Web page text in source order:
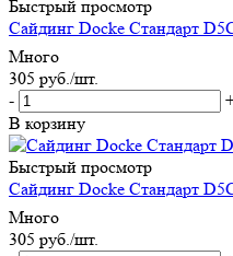
Быстрый просмотр
Сайдинг Docke Стандарт
Много
305 руб./шт.
-
В корзину
Быстрый просмотр
Сайдинг Docke Стандарт
Много
305 руб./шт.